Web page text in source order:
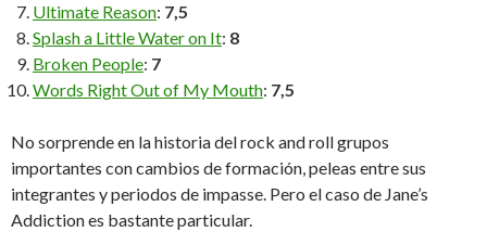
Ultimate Reason: 7,5
Splash a Little Water on It: 8
Broken People: 7
Words Right Out of My Mouth: 7,5
No sorprende en la historia del rock and roll grupos
importantes con cambios de formación, peleas entre sus
integrantes y periodos de impasse. Pero el caso de Jane’s
Addiction es bastante particular.